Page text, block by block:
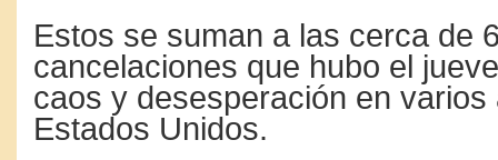
Estos se suman a las cerca de
cancelaciones que hubo el
caos y desesperación en
Estados Unidos.